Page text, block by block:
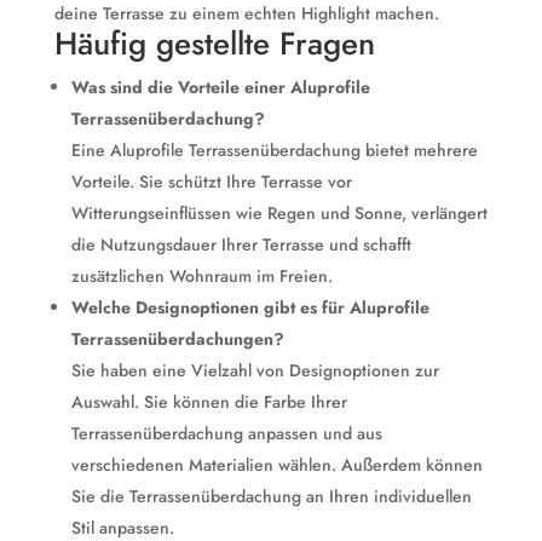
deine Terrasse zu einem echten Highlight machen.
Häufig gestellte Fragen
Was sind die Vorteile einer Aluprofile
Terrassenüberdachung?
Eine Aluprofile Terrassenüberdachung bietet mehrere
Vorteile. Sie schützt Ihre Terrasse vor
Witterungseinflüssen wie Regen und Sonne, verlängert
die Nutzungsdauer Ihrer Terrasse und schafft
zusätzlichen Wohnraum im Freien.
Welche Designoptionen gibt es für Aluprofile
Terrassenüberdachungen?
Sie haben eine Vielzahl von Designoptionen zur
Auswahl. Sie können die Farbe Ihrer
Terrassenüberdachung anpassen und aus
verschiedenen Materialien wählen. Außerdem können
Sie die Terrassenüberdachung an Ihren individuellen
Stil anpassen.